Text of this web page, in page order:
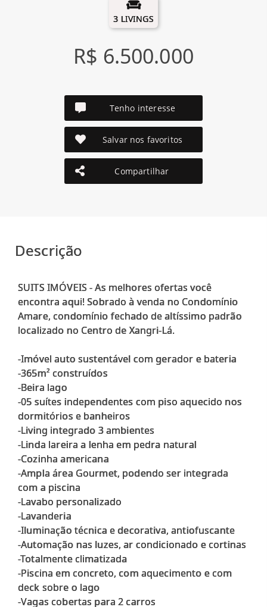
3 LIVINGS
R$ 6.500.000
Tenho interesse
Salvar nos favoritos
Compartilhar
Descrição
SUITS IMÓVEIS - As melhores ofertas você
encontra aqui! Sobrado à venda no Condomínio
Amare, condomínio fechado de altíssimo padrão
localizado no Centro de Xangri-Lá.
-Imóvel auto sustentável com gerador e bateria
-365m² construídos
-Beira lago
-05 suítes independentes com piso aquecido nos
dormitórios e banheiros
-Living integrado 3 ambientes
-Linda lareira a lenha em pedra natural
-Cozinha americana
-Ampla área Gourmet, podendo ser integrada
com a piscina
-Lavabo personalizado
-Lavanderia
-Iluminação técnica e decorativa, antiofuscante
-Automação nas luzes, ar condicionado e cortinas
-Totalmente climatizada
-Piscina em concreto, com aquecimento e com
deck sobre o lago
-Vagas cobertas para 2 carros